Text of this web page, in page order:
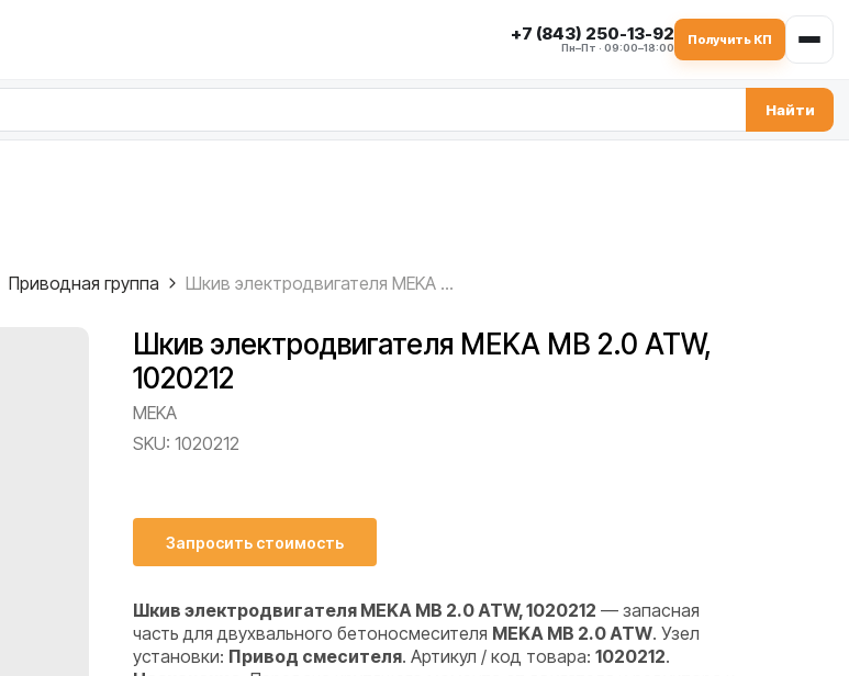
+7 (843) 250-13-92
Пн–Пт · 09:00–18:00
Получить КП
Найти
Приводная группа Шкив электродвигателя MEKA MB 2.0 ATW, 1020212
Шкив электродвигателя MEKA MB 2.0 ATW,
1020212
MEKA
SKU: 1020212
Запросить стоимость
Шкив электродвигателя MEKA MB 2.0 ATW, 1020212 — запасная
часть для двухвального бетоносмесителя MEKA MB 2.0 ATW. Узел
установки: Привод смесителя. Артикул / код товара: 1020212.